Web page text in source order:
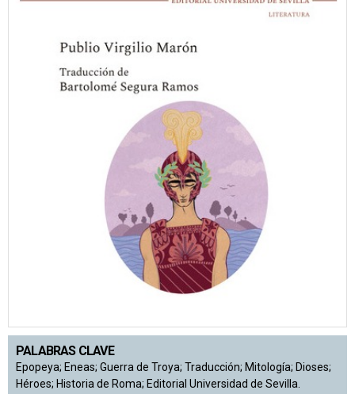
PALABRAS CLAVE
Epopeya; Eneas; Guerra de Troya; Traducción; Mitología; Dioses;
Héroes; Historia de Roma; Editorial Universidad de Sevilla.